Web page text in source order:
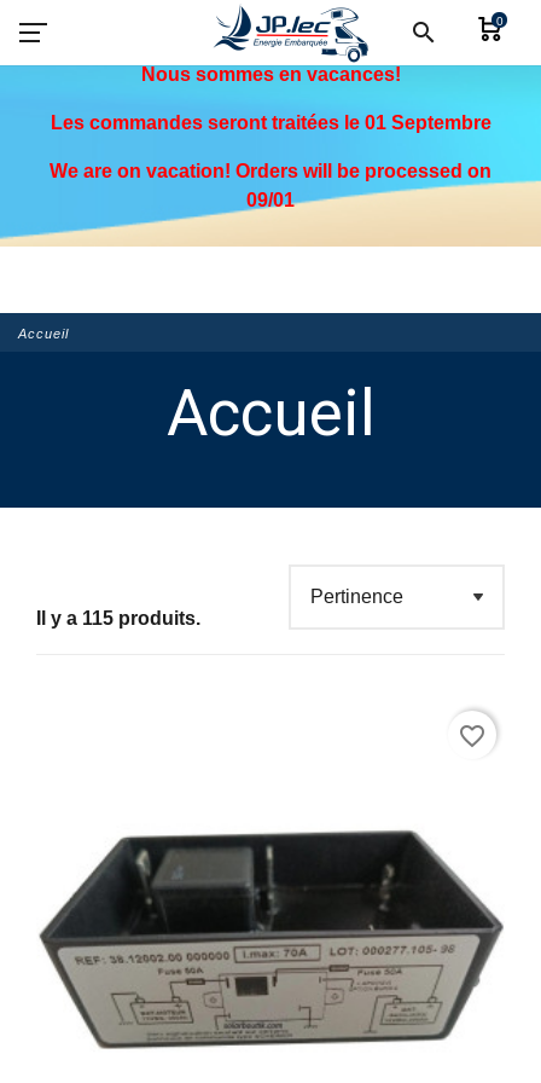
-
Nous sommes en vacances!
Les commandes seront traitées le 01 Septembre
We are on vacation! Orders will be processed on
09/01
search 0
Accueil
Accueil
Il y a 115 produits.
favorite_border